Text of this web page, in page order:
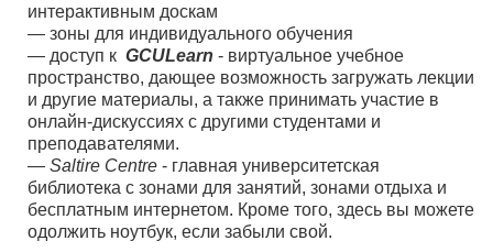
интерактивным доскам
зоны для индивидуального обучения
доступ к GCULearn - виртуальное учебное
пространство, дающее возможность загружать лекции
и другие материалы, а также принимать участие в
онлайн-дискуссиях с другими студентами и
преподавателями.
Saltire Centre - главная университетская
библиотека с зонами для занятий, зонами отдыха и
бесплатным интернетом. Кроме того, здесь вы можете
одолжить ноутбук, если забыли свой.